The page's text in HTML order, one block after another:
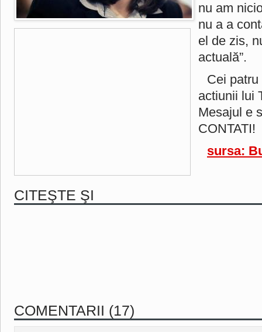
nu am
nu a a
el de zis,
actuală”.
Cei
actiunii lui
Mesajul e
CONTATI!
sursa:
CITEŞTE ŞI
COMENTARII (17)